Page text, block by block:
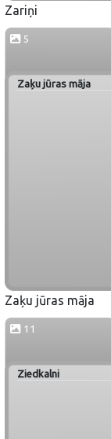
Zariņi
5
Zaķu jūras māja
Zaķu jūras māja
11
Ziedkalni